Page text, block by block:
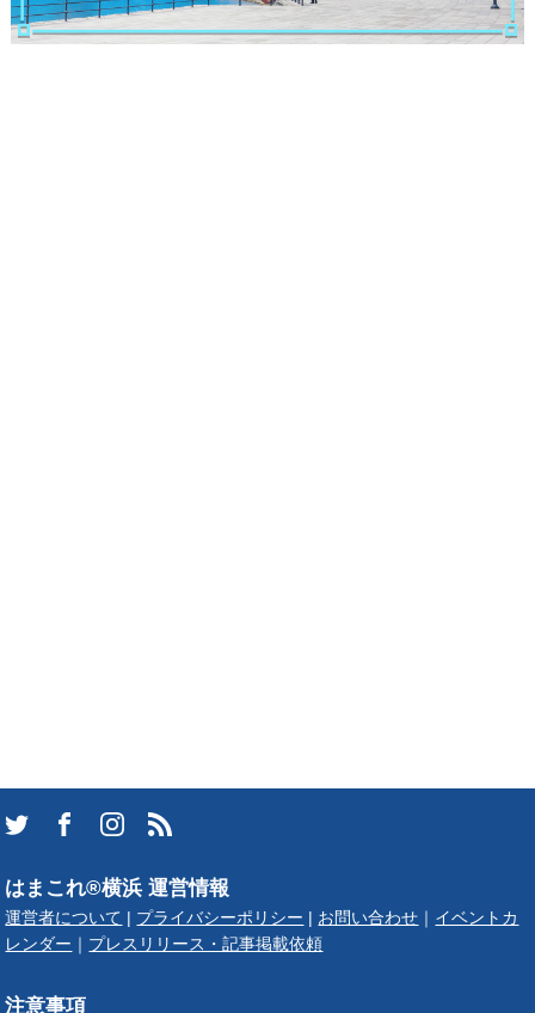
はまこれ®横浜 運営情報
運営者について プライバシーポリシー お問い合わせ
イベントカ
レンダー
プレスリリース・記事掲載依頼
注意事項